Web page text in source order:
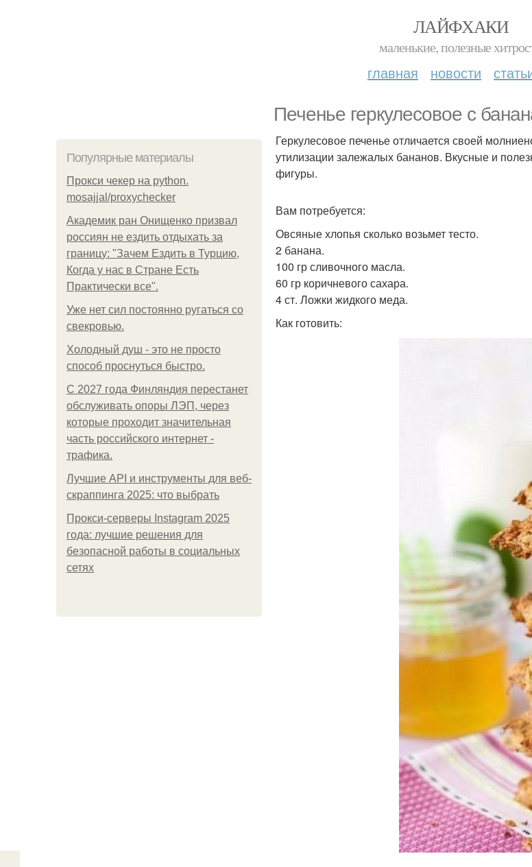
ЛАЙФХАКИ
маленькие, полезные
главная новости
Печенье геркулесовое с
Популярные материалы
Прокси чекер на python.
mosajjal/proxychecker
Академик ран Онищенко призвал
россиян не ездить отдыхать за
границу: "Зачем Ездить в Турцию,
Когда у нас в Стране Есть
Практически все".
Уже нет сил постоянно ругаться со
свекровью.
Холодный душ - это не просто
способ проснуться быстро.
С 2027 года Финляндия перестанет
обслуживать опоры ЛЭП, через
которые проходит значительная
часть российского интернет -
трафика.
Лучшие API и инструменты для веб-
скраппинга 2025: что выбрать
Прокси-серверы Instagram 2025
года: лучшие решения для
безопасной работы в социальных
сетях
Геркулесовое печенье отличается своей
утилизации залежалых бананов. Вкусные и
фигуры.
Вам потребуется:
Овсяные хлопья сколько возьмет тесто.
2 банана.
100 гр сливочного масла.
60 гр коричневого сахара.
4 ст. Ложки жидкого меда.
Как готовить: